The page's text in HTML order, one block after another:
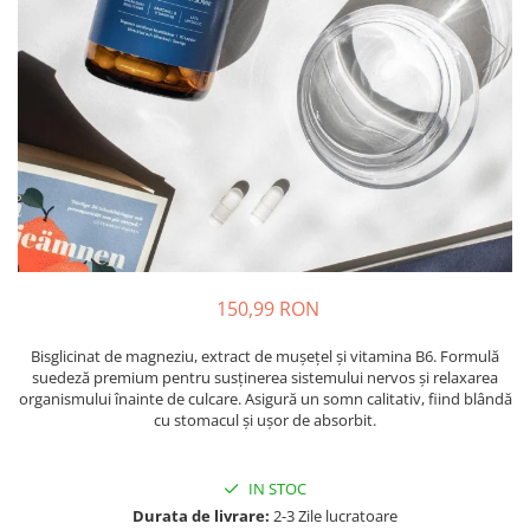
Piele, păr & unghii
Tranzit intestinal
Colesterol & tensiune
Sănătatea copiilor
Performanta sportiva
Sanatate Orala
Alergii
Îngrijirea Tenului
Creme de față
Seruri
Creme cu SPF
Demachiante
Geluri de curățare
Ape micelare
Tonere
Măști pentru față
Balsam buze
Îngrijirea Corpului
Uleiuri de corp
Creatina
Curcumin (Turmeric)
Enzime
Fibre
Fier
Ginkgo biloba
Ginseng
Zinc Bisglicinat
150,99 RON
Bisglicinat de magneziu, extract de mușețel și vitamina B6. Formulă
suedeză premium pentru susținerea sistemului nervos și relaxarea
organismului înainte de culcare. Asigură un somn calitativ, fiind blândă
cu stomacul și ușor de absorbit.
IN STOC
Durata de livrare: 2-3 Zile lucratoare